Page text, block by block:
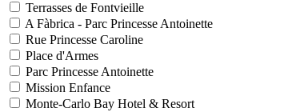
Terrasses de Fontvieille
A Fàbrica - Parc Princesse Antoinette
Rue Princesse Caroline
Place d'Armes
Parc Princesse Antoinette
Mission Enfance
Monte-Carlo Bay Hotel & Resort